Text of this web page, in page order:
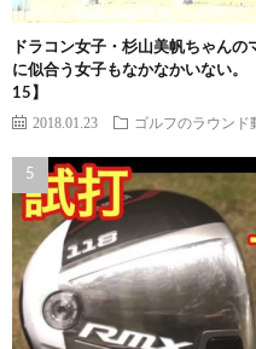
ドラコン女子・杉山美帆ちゃん
に似合う女子もなかなかいない
15】
2018.01.23 ゴルフのラウンド